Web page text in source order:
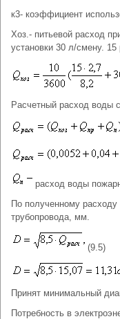
к3- коэффициент
Хоз.- питьевой расход
установки 30 л/смену. 15
Расчетный расход воды
расход воды
По полученному
трубопровода, мм.
(9.5)
Принят минимальный
Потребность в